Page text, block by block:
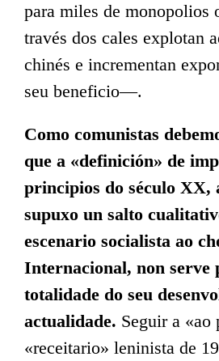
para miles de monopolios
través dos cales explotan
chinés e incrementan
seu beneficio—.
Como comunistas
que a «definición» de
principios do século XX,
supuxo un salto
escenario socialista ao
Internacional, non serve
totalidade do seu
actualidade. Seguir a «ao
«receitario» leninista de